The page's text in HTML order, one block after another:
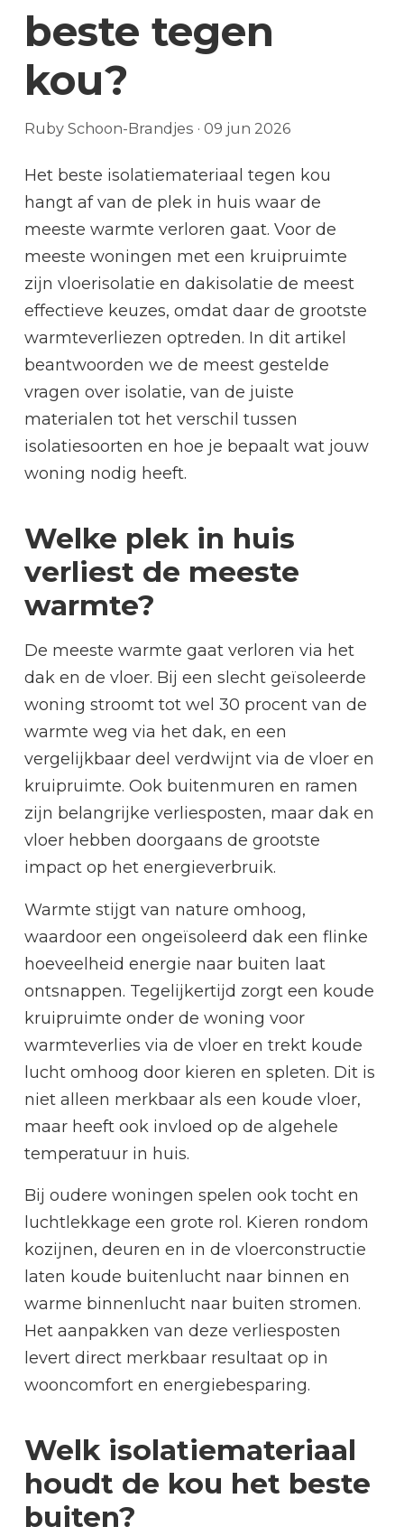
beste tegen
kou?
Ruby Schoon-Brandjes · 09 jun 2026
Het beste isolatiemateriaal tegen kou
hangt af van de plek in huis waar de
meeste warmte verloren gaat. Voor de
meeste woningen met een kruipruimte
zijn vloerisolatie en dakisolatie de meest
effectieve keuzes, omdat daar de grootste
warmteverliezen optreden. In dit artikel
beantwoorden we de meest gestelde
vragen over isolatie, van de juiste
materialen tot het verschil tussen
isolatiesoorten en hoe je bepaalt wat jouw
woning nodig heeft.
Welke plek in huis
verliest de meeste
warmte?
De meeste warmte gaat verloren via het
dak en de vloer. Bij een slecht geïsoleerde
woning stroomt tot wel 30 procent van de
warmte weg via het dak, en een
vergelijkbaar deel verdwijnt via de vloer en
kruipruimte. Ook buitenmuren en ramen
zijn belangrijke verliesposten, maar dak en
vloer hebben doorgaans de grootste
impact op het energieverbruik.
Warmte stijgt van nature omhoog,
waardoor een ongeïsoleerd dak een flinke
hoeveelheid energie naar buiten laat
ontsnappen. Tegelijkertijd zorgt een koude
kruipruimte onder de woning voor
warmteverlies via de vloer en trekt koude
lucht omhoog door kieren en spleten. Dit is
niet alleen merkbaar als een koude vloer,
maar heeft ook invloed op de algehele
temperatuur in huis.
Bij oudere woningen spelen ook tocht en
luchtlekkage een grote rol. Kieren rondom
kozijnen, deuren en in de vloerconstructie
laten koude buitenlucht naar binnen en
warme binnenlucht naar buiten stromen.
Het aanpakken van deze verliesposten
levert direct merkbaar resultaat op in
wooncomfort en energiebesparing.
Welk isolatiemateriaal
houdt de kou het beste
buiten?